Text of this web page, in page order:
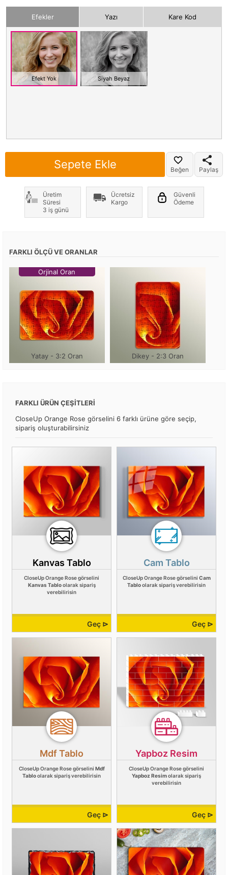
Efekler Yazı Kare Kod
Efekt Yok Siyah Beyaz
Sepete Ekle Beğen Paylaş
Üretim
Süresi
3 iş günü
Ücretsiz
Kargo
Güvenli
Ödeme
FARKLI ÖLÇÜ VE ORANLAR
Orjinal Oran
Yatay - 3:2 Oran Dikey - 2:3 Oran
FARKLI ÜRÜN ÇEŞİTLERİ
CloseUp Orange Rose görselini 6 farklı ürüne göre seçip,
sipariş oluşturabilirsiniz
Kanvas Tablo
CloseUp Orange Rose görselini
Kanvas Tabloolarak sipariş
verebilirisin
Geç ⊳
Cam Tablo
CloseUp Orange Rose görselini Cam
Tabloolarak sipariş verebilirisin
Geç ⊳
Mdf Tablo
CloseUp Orange Rose görselini Mdf
Tabloolarak sipariş verebilirisin
Geç ⊳
Yapboz Resim
CloseUp Orange Rose görselini
Yapboz Resimolarak sipariş
verebilirisin
Geç ⊳